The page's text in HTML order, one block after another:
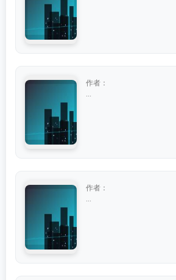
作者：
作者：